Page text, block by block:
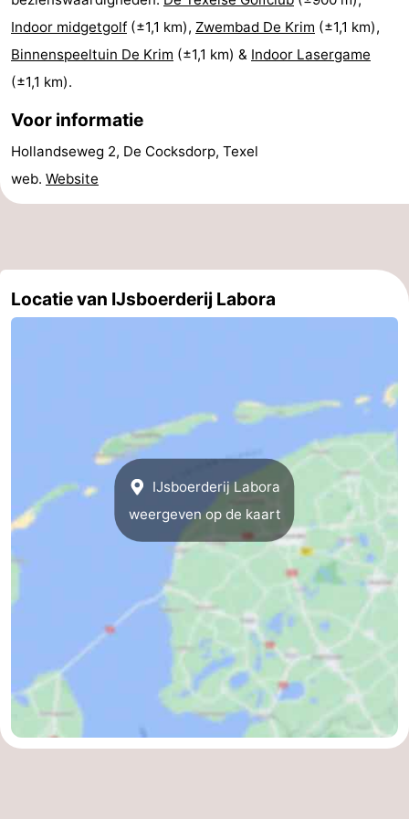
Speeltuinen
-
Minigolfbanen
Natuur
Rondleidingen
Sporten
Wandelen
-
en
drinken
Evenementen
Praktisch
Forum
Boot
Waddenhoppen
Indoor midgetgolf (±1,1 km), Zwembad De Krim (±1,1 km),
Binnenspeeltuin De Krim (±1,1 km) & Indoor Lasergame
(±1,1 km).
Voor informatie
Hollandseweg 2, De Cocksdorp, Texel
web. Website
Locatie van IJsboerderij Labora
IJsboerderij Labora
weergeven op de kaart